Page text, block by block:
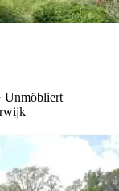
Unmöbliert